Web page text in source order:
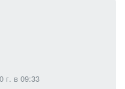
г. в 09:33